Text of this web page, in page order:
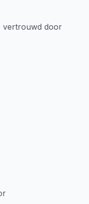
vertrouwd door